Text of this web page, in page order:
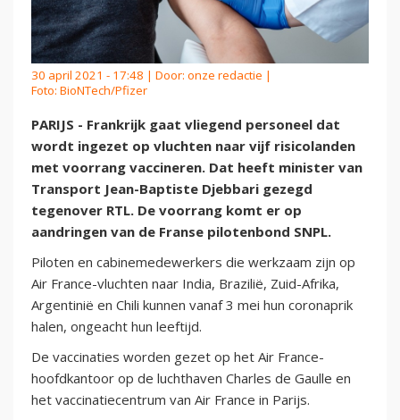
30 april 2021 - 17:48 | Door: onze redactie |
Foto: BioNTech/Pfizer
PARIJS - Frankrijk gaat vliegend personeel dat
wordt ingezet op vluchten naar vijf risicolanden
met voorrang vaccineren. Dat heeft minister van
Transport Jean-Baptiste Djebbari gezegd
tegenover RTL. De voorrang komt er op
aandringen van de Franse pilotenbond SNPL.
Piloten en cabinemedewerkers die werkzaam zijn op
Air France-vluchten naar India, Brazilië, Zuid-Afrika,
Argentinië en Chili kunnen vanaf 3 mei hun coronaprik
halen, ongeacht hun leeftijd.
De vaccinaties worden gezet op het Air France-
hoofdkantoor op de luchthaven Charles de Gaulle en
het vaccinatiecentrum van Air France in Parijs.